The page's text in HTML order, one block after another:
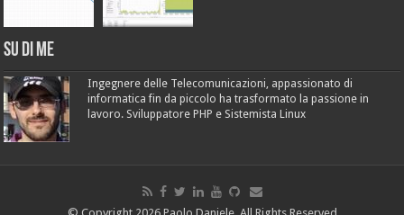
Su di me
Ingegnere delle Telecomunicazioni, appassionato di
informatica fin da piccolo ha trasformato la passione in
lavoro. Sviluppatore PHP e Sistemista Linux